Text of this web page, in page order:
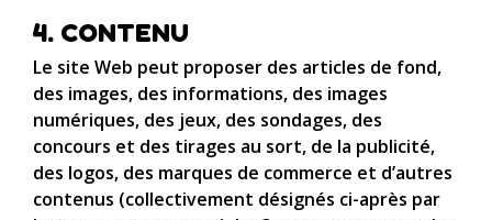
4. CONTENU
Le site Web peut proposer des articles de fond,
des images, des informations, des images
numériques, des jeux, des sondages, des
concours et des tirages au sort, de la publicité,
des logos, des marques de commerce et d’autres
contenus (collectivement désignés ci-après par